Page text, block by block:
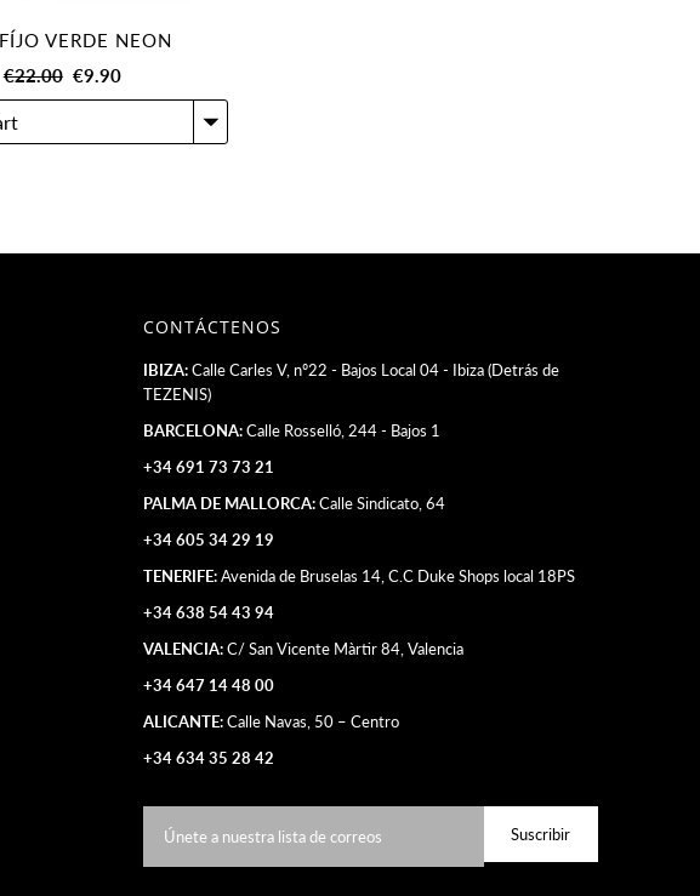
VERDE NEON
€22.00 €9.90
CONTÁCTENOS
IBIZA:Calle Carles V, nº22 - Bajos Local 04 - Ibiza (Detrás de
TEZENIS)
BARCELONA:Calle Rosselló, 244 - Bajos 1
+34 691 73 73 21
PALMA DE MALLORCA:Calle Sindicato, 64
+34 605 34 29 19
TENERIFE:Avenida de Bruselas 14, C.C Duke Shops local 18PS
+34 638 54 43 94
VALENCIA:C/ San Vicente Màrtir 84, Valencia
+34 647 14 48 00
ALICANTE:Calle Navas, 50 – Centro
+34 634 35 28 42